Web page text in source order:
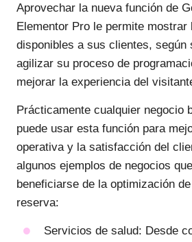
Aprovechar la nueva función de
Elementor Pro le permite
disponibles a sus clientes, según
agilizar su proceso de
mejorar la experiencia del
Prácticamente cualquier negocio
puede usar esta función para
operativa y la satisfacción del
algunos ejemplos de negocios
beneficiarse de la optimización
reserva:
Servicios de salud: Desde